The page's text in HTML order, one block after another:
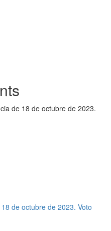
de 18 de octubre de 2023.
de octubre de 2023. Voto